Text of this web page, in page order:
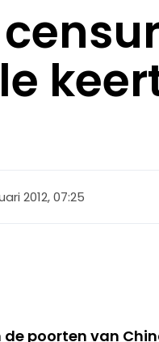
2012, 07:25
de poorten van